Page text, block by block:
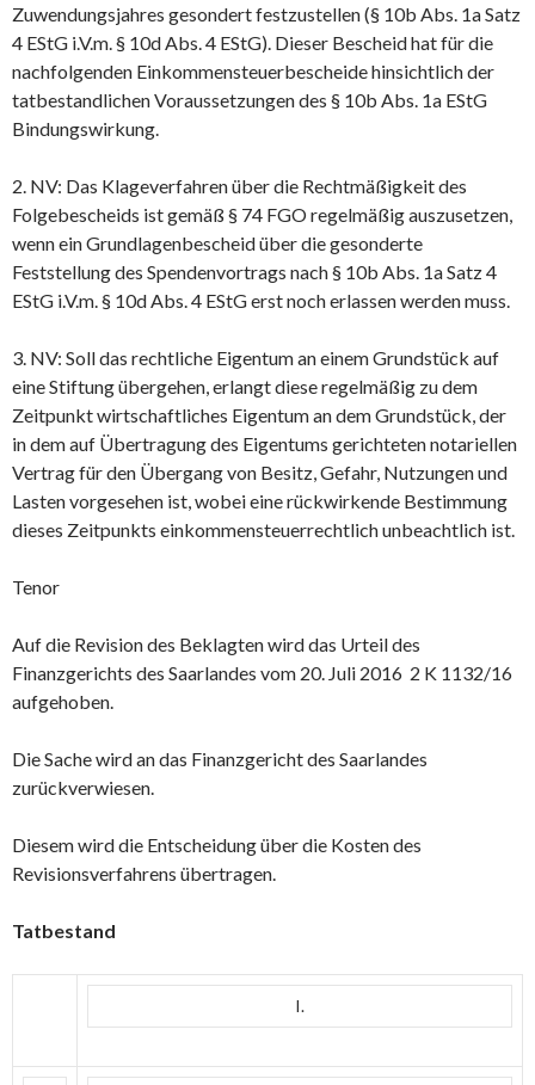
Zuwendungsjahres gesondert festzustellen (§ 10b Abs. 1a Satz
4 EStG i.V.m. § 10d Abs. 4 EStG). Dieser Bescheid hat für die
nachfolgenden Einkommensteuerbescheide hinsichtlich der
tatbestandlichen Voraussetzungen des § 10b Abs. 1a EStG
Bindungswirkung.
2. NV: Das Klageverfahren über die Rechtmäßigkeit des
Folgebescheids ist gemäß § 74 FGO regelmäßig auszusetzen,
wenn ein Grundlagenbescheid über die gesonderte
Feststellung des Spendenvortrags nach § 10b Abs. 1a Satz 4
EStG i.V.m. § 10d Abs. 4 EStG erst noch erlassen werden muss.
3. NV: Soll das rechtliche Eigentum an einem Grundstück auf
eine Stiftung übergehen, erlangt diese regelmäßig zu dem
Zeitpunkt wirtschaftliches Eigentum an dem Grundstück, der
in dem auf Übertragung des Eigentums gerichteten notariellen
Vertrag für den Übergang von Besitz, Gefahr, Nutzungen und
Lasten vorgesehen ist, wobei eine rückwirkende Bestimmung
dieses Zeitpunkts einkommensteuerrechtlich unbeachtlich ist.
Tenor
Auf die Revision des Beklagten wird das Urteil des
Finanzgerichts des Saarlandes vom 20. Juli 2016 2 K 1132/16
aufgehoben.
Die Sache wird an das Finanzgericht des Saarlandes
zurückverwiesen.
Diesem wird die Entscheidung über die Kosten des
Revisionsverfahrens übertragen.
Tatbestand
I.